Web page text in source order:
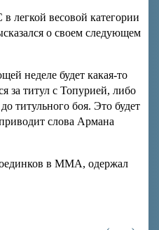
легкой весовой категории
о своем следующем
неделе будет какая-то
за титул с Топурией, либо
титульного боя. Это будет
слова Армана
в MMA, одержал